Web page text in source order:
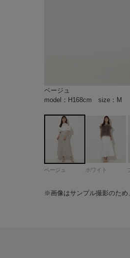
ベージュ
model：H168cm size：M
ホワイト
model：H168cm size：M
ブラック
model：H168cm size：M
model：H168cm size：M
model：H168cm size：M
model：H168cm size：M
color：ベージュ
color：ベージュ
color：ベージュ
model：H168cm size：M
model：H168cm size：M
model：H168cm size：M
color：ホワイト
color：ホワイト
color：ホワイト
model：H168cm size：M
model：H168cm size：M
model：H168cm size：M
color：ブラック
color：ブラック
model：H168cm size：M
ベージュ ホワイト
※画像はサンプル撮影のため